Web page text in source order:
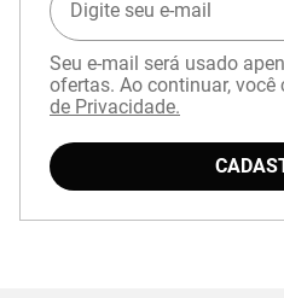
APP15.
Seu e-mail será usado
ofertas. Ao continuar, você
de Privacidade.